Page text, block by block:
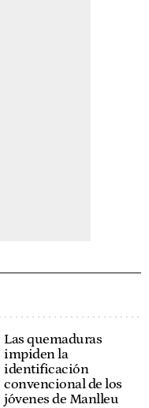
Las quemaduras
impiden la
identificación
convencional de los
jóvenes de Manlleu